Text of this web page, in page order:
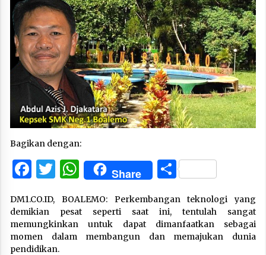
Bagikan dengan:
Facebook
Twitter
WhatsApp
Share Share
DM1.CO.ID, BOALEMO: Perkembangan teknologi yang
demikian pesat seperti saat ini, tentulah sangat
memungkinkan untuk dapat dimanfaatkan sebagai
momen dalam membangun dan memajukan dunia
pendidikan.